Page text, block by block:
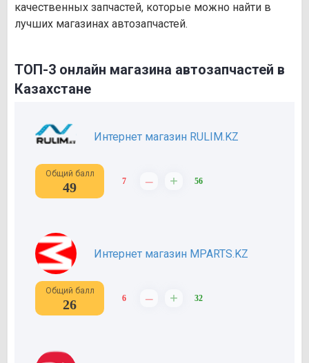
качественных запчастей, которые можно найти в
лучших магазинах автозапчастей.
ТОП-3 онлайн магазина автозапчастей в
Казахстане
Интернет магазин RULIM.KZ
Общий балл
49 7 – + 56
Интернет магазин MPARTS.KZ
Общий балл
26 6 – + 32